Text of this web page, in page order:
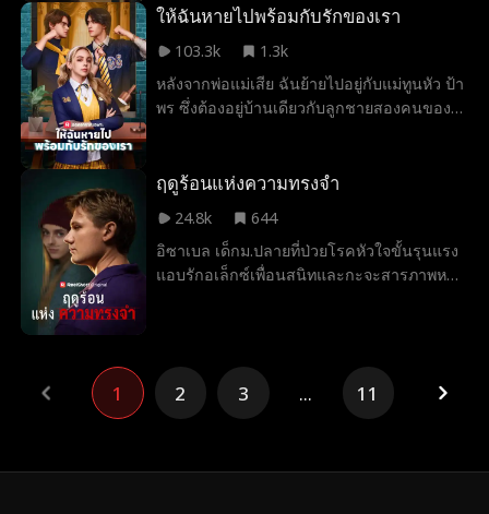
อีกด้วย ร่วมกับอิซาเบล น้องสาวของโจนาธาน
เป็นกระแสฮิตและช่วยกอบกู้บริษัทของอิซาเบล
ไว้ได้ เมื่ออันตรายคืบคลานเข้ามา ลิลาก็ “บีบ
ให้” แฮโรลด์และวิเวียน ผู้วางแผนร้าย ต้องพูด
แผนการทั้งหมด และทำให้แฮโรลด์ คาเรน และ
เธอ แอนนาเริ่มหวนนึกถึงความสัมพันธ์ที่เต็ม
ส์ อดีตแฟนหนุ่มร็อคสตาร์ของเธอ เมื่อเอเดรี
ยนผู้มีเสน่ห์และอันตรายปรากฏตัวอีกครั้งใน
ชีวิตธรรมดาของเธอ แอนนาถูกบังคับให้เผชิญ
ให้ฉันหายไปพร้อมกับรักของเรา
103.3k
1.3k
หลังจากพ่อแม่เสีย ฉันย้ายไปอยู่กับแม่ทูนหัว ป้า
พร ซึ่งต้องอยู่บ้านเดียวกับลูกชายสองคนของ
ทุกอย่างเปลี่ยนไปเมื่ออีฟ ลูกสาวแม่บ้าน ย้าย
สลาย หลังจากที่ฉันจากไป พวกเขาก็พยายาม
อย่างบ้าคลั่งเพื่อตามหาฉัน
ฤดูร้อนแห่งความทรงจำ
24.8k
644
อิซาเบล เด็กม.ปลายที่ป่วยโรคหัวใจขั้นรุนแรง
แอบรักอเล็กซ์เพื่อนสนิทและกะจะสารภาพหลัง
ทิ้งไว้ให้ ความจริงที่ซ่อนอยู่ในนั้นได้เปลี่ยนโลก
ของเขาไปทั้งใบ
1 2 3 ... 11